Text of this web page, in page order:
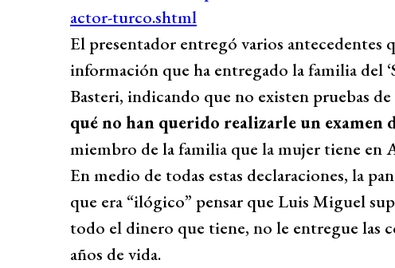
El presentador entregó varios antecedentes
información que ha entregado la familia del
Basteri, indicando que no existen pruebas
qué no han querido realizarle un examen
miembro de la familia que la mujer tiene en
En medio de todas estas declaraciones, la
que era “ilógico” pensar que Luis Miguel
todo el dinero que tiene, no le entregue las
años de vida.